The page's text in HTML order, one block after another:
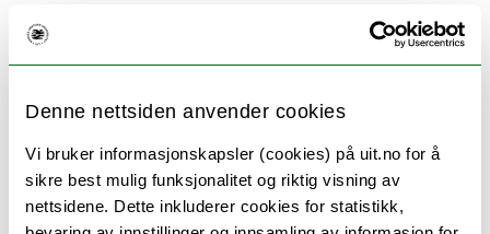
Denne nettsiden anvender cookies
Vi bruker informasjonskapsler (cookies) på uit.no for å
sikre best mulig funksjonalitet og riktig visning av
nettsidene. Dette inkluderer cookies for statistikk,
Vi har også sertifisert utstyr og operatør for
med mer.
Laboratoriet er sertifisert gjennom Kontrollrådet
sertifikat nr: 273 for å gjennomføre alle våre tester og
som uhildet tredjepart.